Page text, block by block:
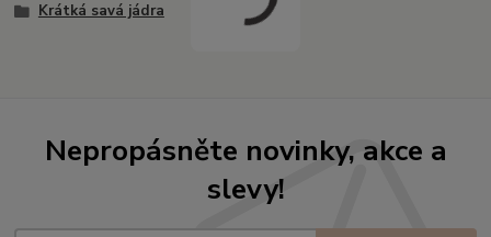
Krátká savá jádra
Nepropásněte novinky, akce a
slevy!